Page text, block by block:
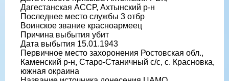
Дагестанская АССР, Ахтынский р-н
Последнее место службы 3 отбр
Воинское звание красноармеец
Причина выбытия убит
Дата выбытия 15.01.1943
Первичное место захоронения Ростовская обл.,
Каменский р-н, Старо-Станичный с/с, с. Красновка,
южная окраина